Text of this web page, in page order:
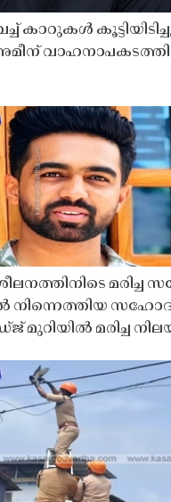
കാറുകൾ
നിന്നെത്തിയ
മുറിയിൽ മരിച്ച